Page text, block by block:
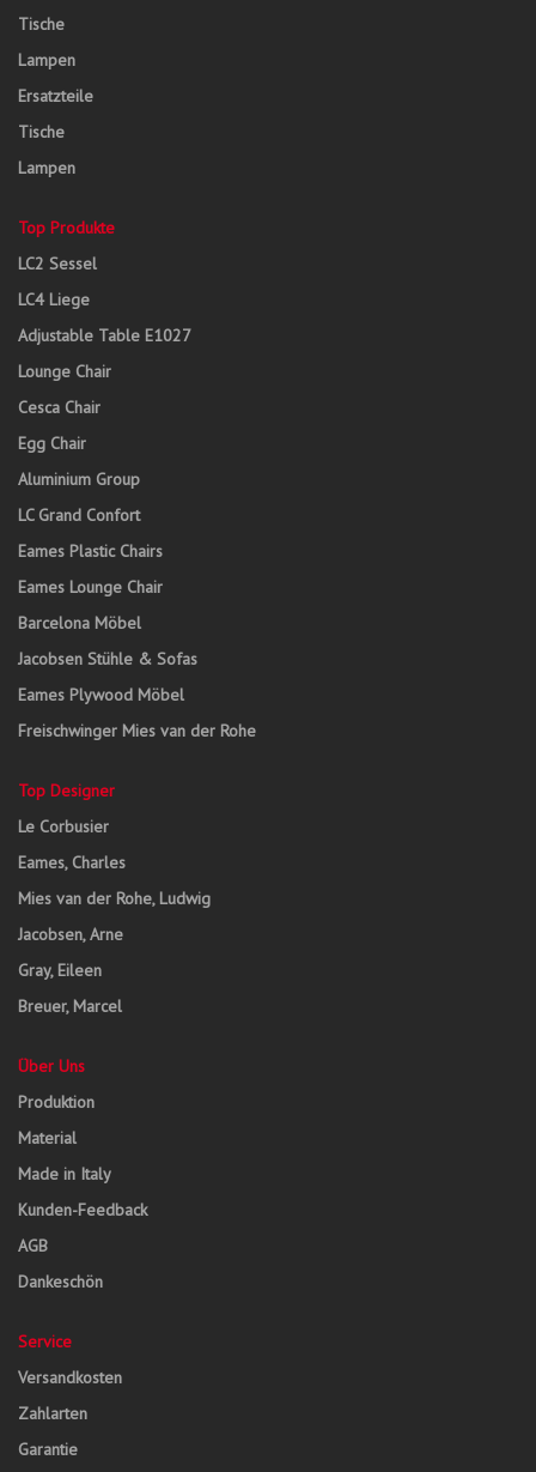
Tische
Lampen
Ersatzteile
Tische
Lampen
Top Produkte
LC2 Sessel
LC4 Liege
Adjustable Table E1027
Lounge Chair
Cesca Chair
Egg Chair
Aluminium Group
LC Grand Confort
Eames Plastic Chairs
Eames Lounge Chair
Barcelona Möbel
Jacobsen Stühle & Sofas
Eames Plywood Möbel
Freischwinger Mies van der Rohe
Top Designer
Le Corbusier
Eames, Charles
Mies van der Rohe, Ludwig
Jacobsen, Arne
Gray, Eileen
Breuer, Marcel
Über Uns
Produktion
Material
Made in Italy
Kunden-Feedback
AGB
Dankeschön
Service
Versandkosten
Zahlarten
Garantie